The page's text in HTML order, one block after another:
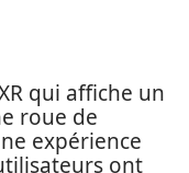
qui affiche un
roue de
expérience
ont